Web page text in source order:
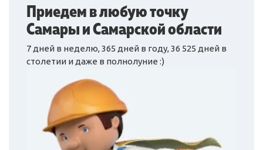
Приедем в любую точку
Самары и Самарской области
7 дней в неделю, 365 дней в году, 36 525 дней в
столетии и даже в полнолуние :)